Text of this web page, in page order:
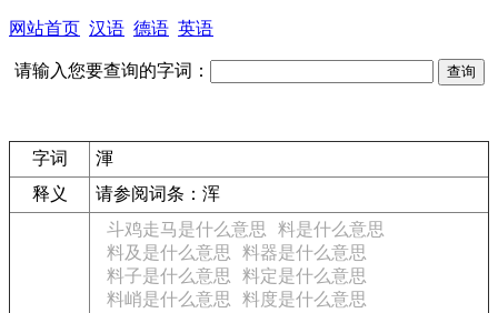
网站首页 汉语 德语 英语
请输入您要查询的字词：
字词
渾
释义
请参阅词条：浑
斗鸡走马是什么意思
料是什么意思
料及是什么意思
料器是什么意思
料子是什么意思
料定是什么意思
料峭是什么意思
料度是什么意思